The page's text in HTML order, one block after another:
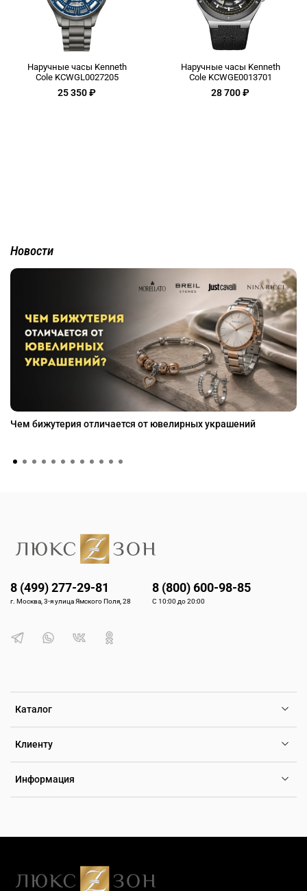
Наручные часы Kenneth
Cole KCWGL0027205
25 350 ₽
Наручные часы Kenneth
Cole KCWGE0013701
28 700 ₽
Новости
Чем бижутерия отличается от ювелирных украшений
Каталог
Клиенту
Информация
8 (499) 277-29-81
г. Москва, 3-я улица Ямского Поля, 28
8 (800) 600-98-85
С 10:00 до 20:00